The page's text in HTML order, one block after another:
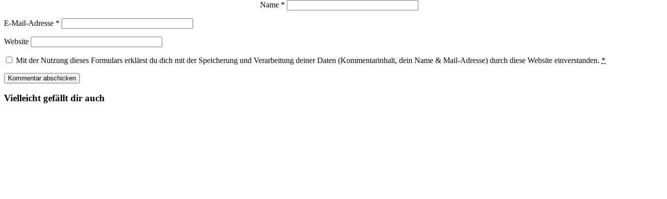
Name *
E-Mail-Adresse *
Website
Mit der Nutzung dieses Formulars erklärst du dich mit der Speicherung und Verarbeitung deiner Daten (Kommentarinhalt, dein Name & Mail-Adresse) durch diese Website einverstanden. *
Vielleicht gefällt dir auch